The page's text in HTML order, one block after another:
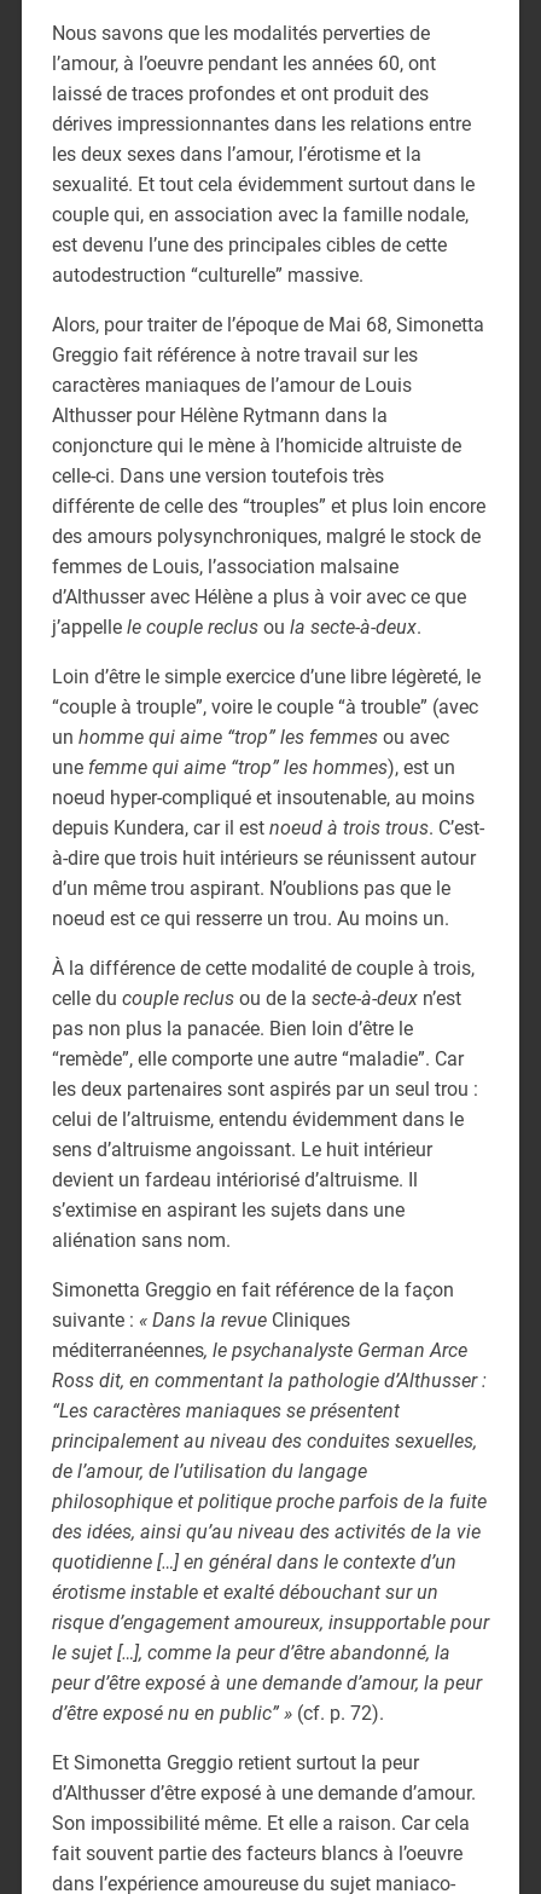
Nous savons que les modalités perverties de
l’amour, à l’oeuvre pendant les années 60, ont
laissé de traces profondes et ont produit des
dérives impressionnantes dans les relations entre
les deux sexes dans l’amour, l’érotisme et la
sexualité. Et tout cela évidemment surtout dans le
couple qui, en association avec la famille nodale,
est devenu l’une des principales cibles de cette
autodestruction “culturelle” massive.
Alors, pour traiter de l’époque de Mai 68, Simonetta
Greggio fait référence à notre travail sur les
caractères maniaques de l’amour de Louis
Althusser pour Hélène Rytmann dans la
conjoncture qui le mène à l’homicide altruiste de
celle-ci. Dans une version toutefois très
différente de celle des “trouples” et plus loin encore
des amours polysynchroniques, malgré le stock de
femmes de Louis, l’association malsaine
d’Althusser avec Hélène a plus à voir avec ce que
j’appelle le couple reclusou la secte-à-deux.
Loin d’être le simple exercice d’une libre légèreté, le
“couple à trouple”, voire le couple “à trouble” (avec
un homme qui aime “trop” les femmesou avec
une femme qui aime “trop” les hommes), est un
noeud hyper-compliqué et insoutenable, au moins
depuis Kundera, car il est noeud à trois trous. C’est-
à-dire que trois huit intérieurs se réunissent autour
d’un même trou aspirant. N’oublions pas que le
noeud est ce qui resserre un trou. Au moins un.
À la différence de cette modalité de couple à trois,
celle du couple reclusou de la secte-à-deux n’est
pas non plus la panacée. Bien loin d’être le
“remède”, elle comporte une autre “maladie”. Car
les deux partenaires sont aspirés par un seul trou :
celui de l’altruisme, entendu évidemment dans le
sens d’altruisme angoissant. Le huit intérieur
devient un fardeau intériorisé d’altruisme. Il
s’extimise en aspirant les sujets dans une
aliénation sans nom.
Simonetta Greggio en fait référence de la façon
suivante : « Dans la revue Cliniques
méditerranéennes, le psychanalyste German Arce
Ross dit, en commentant la pathologie d’Althusser :
“Les caractères maniaques se présentent
principalement au niveau des conduites sexuelles,
de l’amour, de l’utilisation du langage
philosophique et politique proche parfois de la fuite
des idées, ainsi qu’au niveau des activités de la vie
quotidienne […] en général dans le contexte d’un
érotisme instable et exalté débouchant sur un
risque d’engagement amoureux, insupportable pour
le sujet […], comme la peur d’être abandonné, la
peur d’être exposé à une demande d’amour, la peur
d’être exposé nu en public”» (cf. p. 72).
Et Simonetta Greggio retient surtout la peur
d’Althusser d’être exposé à une demande d’amour.
Son impossibilité même. Et elle a raison. Car cela
fait souvent partie des facteurs blancs à l’oeuvre
dans l’expérience amoureuse du sujet maniaco-